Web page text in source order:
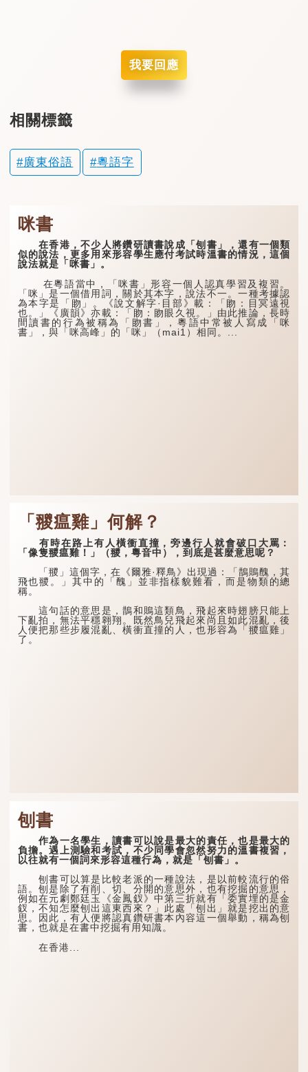
我要回應
相關標籤
廣東俗語 粵語字
咪書
在香港，不少人將鑽研讀書說成「刨書」，還有一個類
似的說法，更多用來形容學生應付考試時溫書的情況，這個
說法就是「咪書」。
在粵語當中，「咪書」形容一個人認真學習及複習。
「咪」是一個借用詞，關於其本字，說法不一。一種考據認
為本字是「䀛」。《說文解字·目部》載：「䀛：目冥遠視
也。」《廣韻》亦載：「䀛：䀛眼久視。」由此推論，長時
間讀書的行為被稱為「䀛書」，粵語中常被人寫成「咪
書」，與「咪高峰」的「咪」（mai1）相同。...
「翪瘟雞」何解？
有時在路上有人橫衝直撞，旁邊行人就會破口大罵：
「像隻翪瘟雞！」（翪，粵音中），到底是甚麼意思呢？
「翪」這個字，在《爾雅·釋鳥》出現過：「鵲鵙醜，其
飛也翪。」其中的「醜」並非指樣貌難看，而是物類的總
稱。
這句話的意思是，鵲和鵙這類鳥，飛起來時翅膀只能上
下亂拍，無法平穩翱翔。既然鳥兒飛起來尚且如此混亂，後
人便把那些步履混亂、橫衝直撞的人，也形容為「翪瘟雞」
了。
刨書
作為一名學生，讀書可以說是最大的責任，也是最大的
負擔。遇上測驗和考試，不少同學會忽然努力的溫書複習，
以往就有一個詞來形容這種行為，就是「刨書」。
刨書可以算是比較老派的一種說法，是以前較流行的俗
語。刨是除了有削、切、分開的意思外，也有挖掘的意思，
例如在元劇鄭廷玉《金鳳釵》中第三折就有「委實埋的是金
釵，不知怎麼刨出這東西來？」此處「刨出」就是挖出的意
思。因此，有人便將認真鑽研書本內容這一個舉動，稱為刨
書，也就是在書中挖掘有用知識。
在香港...